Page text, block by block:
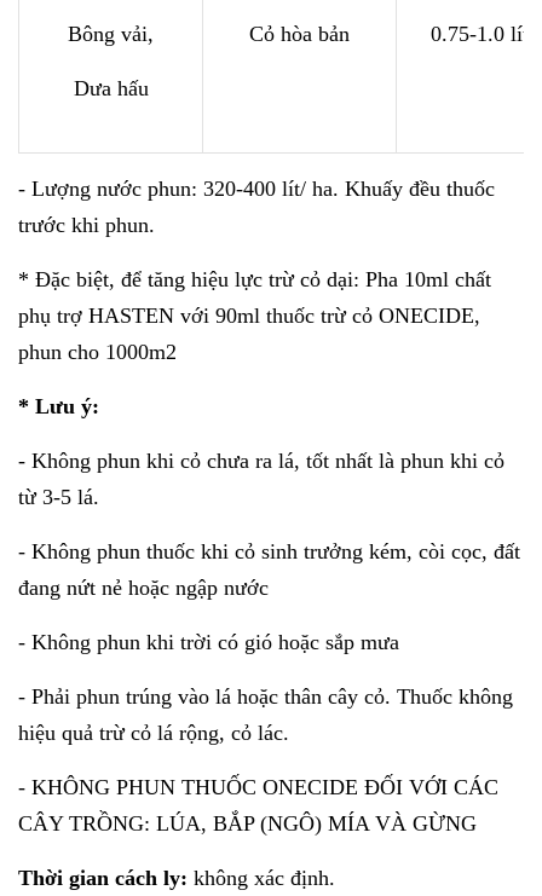
Bông vải,
Dưa hấu
Cỏ hòa bản 0.75-1.0 lít/
- Lượng nước phun: 320-400 lít/ ha. Khuấy đều thuốc
trước khi phun.
* Đặc biệt, để tăng hiệu lực trừ cỏ dại: Pha 10ml chất
phụ trợ HASTEN với 90ml thuốc trừ cỏ ONECIDE,
phun cho 1000m2
* Lưu ý:
- Không phun khi cỏ chưa ra lá, tốt nhất là phun khi cỏ
từ 3-5 lá.
- Không phun thuốc khi cỏ sinh trưởng kém, còi cọc, đất
đang nứt nẻ hoặc ngập nước
- Không phun khi trời có gió hoặc sắp mưa
- Phải phun trúng vào lá hoặc thân cây cỏ. Thuốc không
hiệu quả trừ cỏ lá rộng, cỏ lác.
- KHÔNG PHUN THUỐC ONECIDE ĐỐI VỚI CÁC
CÂY TRỒNG: LÚA, BẮP (NGÔ) MÍA VÀ GỪNG
Thời gian cách ly: không xác định.